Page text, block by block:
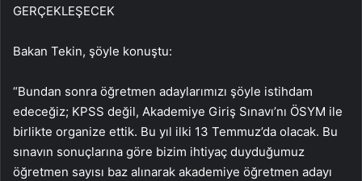
GERÇEKLEŞECEK
Bakan Tekin, şöyle konuştu:
“Bundan sonra öğretmen adaylarımızı şöyle istihdam
edeceğiz; KPSS değil, Akademiye Giriş Sınavı’nı ÖSYM ile
birlikte organize ettik. Bu yıl ilki 13 Temmuz’da olacak. Bu
sınavın sonuçlarına göre bizim ihtiyaç duyduğumuz
öğretmen sayısı baz alınarak akademiye öğretmen adayı